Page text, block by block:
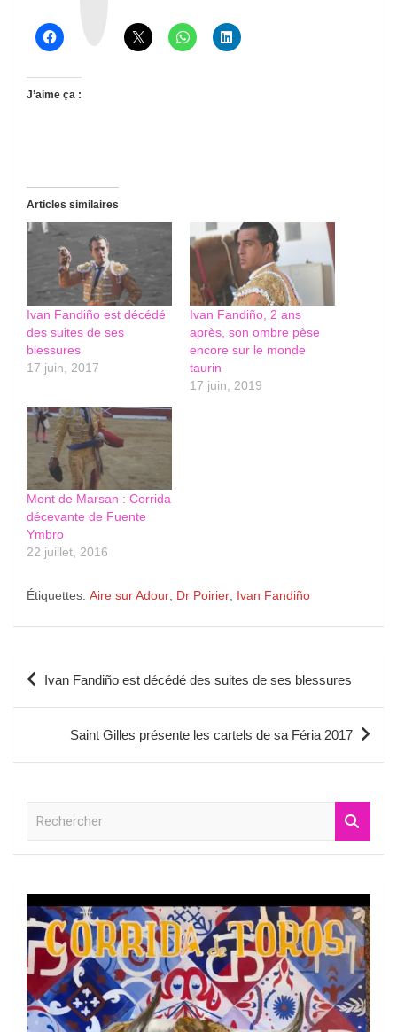
J’aime ça :
Articles similaires
Ivan Fandiño est décédé
des suites de ses
blessures
17 juin, 2017
Ivan Fandiño, 2 ans
après, son ombre pèse
encore sur le monde
taurin
17 juin, 2019
Mont de Marsan : Corrida
décevante de Fuente
Ymbro
22 juillet, 2016
Étiquettes: Aire sur Adour, Dr Poirier, Ivan Fandiño
Navigation
Ivan Fandiño est décédé des suites de ses blessures
Saint Gilles présente les cartels de sa Féria 2017
r
c
h
e
r